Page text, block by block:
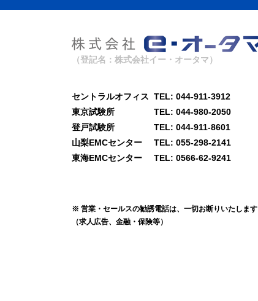
（登記名：株式会社イー・オータマ）
セントラルオフィス TEL: 044-911-3912
東京試験所
TEL: 044-980-2050
登戸試験所
TEL: 044-911-8601
山梨EMCセンター
TEL: 055-298-2141
東海EMCセンター
TEL: 0566-62-9241
※ 営業・セールスの勧誘電話は、一切お断りいたします
（求人広告、金融・保険等）